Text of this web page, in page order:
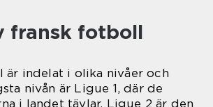
fransk fotboll
är indelat i olika nivåer och
nivån är Ligue 1, där de
i landet tävlar. Ligue 2 är den